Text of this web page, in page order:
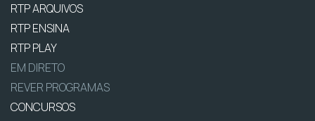
RTP ARQUIVOS
RTP ENSINA
RTP PLAY
EM DIRETO
REVER PROGRAMAS
CONCURSOS